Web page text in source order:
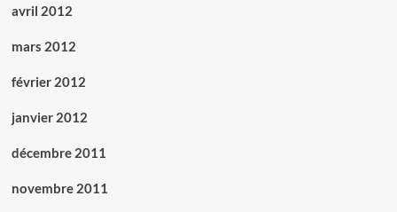
avril 2012
mars 2012
février 2012
janvier 2012
décembre 2011
novembre 2011